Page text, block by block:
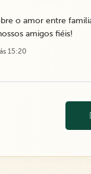
o amor entre
amigos fiéis!
15:20